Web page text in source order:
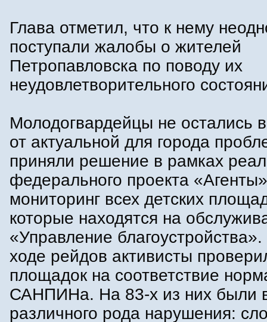
Глава отметил, что к нему
поступали жалобы о жителей
Петропавловска по поводу их
неудовлетворительного
Молодогвардейцы не остались
от актуальной для города
приняли решение в рамках
федерального проекта
мониторинг всех детских
которые находятся на
«Управление благоустройства».
ходе рейдов активисты
площадок на соответствие
САНПИНа. На 83-х из них были
различного рода нарушения: